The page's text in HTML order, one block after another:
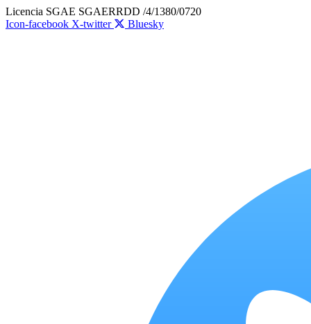
Ir
al
Licencia SGAE SGAERRDD /4/1380/0720
Icon-facebook X-twitter Bluesky